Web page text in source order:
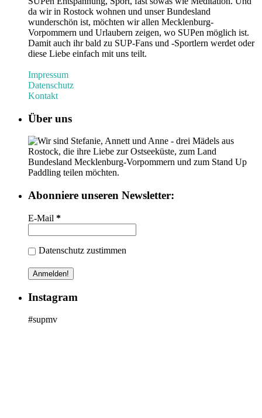
da wir in Rostock wohnen und unser Bundesland
wunderschön ist, möchten wir allen Mecklenburg-
Vorpommern und Urlaubern zeigen, wo SUPen möglich ist.
Damit auch ihr bald zu SUP-Fans und -Sportlern werdet oder
diese Liebe einfach mit uns teilt.
Impressum
Datenschutz
Kontakt
Über uns
Wir sind Stefanie, Annett und Anne - drei Mädels aus
Rostock, die ihre Liebe zur Ostseeküste, zum Land
Bundesland Mecklenburg-Vorpommern und zum Stand Up
Paddling teilen möchten.
Abonniere unseren Newsletter:
E-Mail *
Datenschutz zustimmen
Instagram
#supmv